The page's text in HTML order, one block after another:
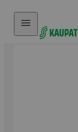
Hyppää sisältöön